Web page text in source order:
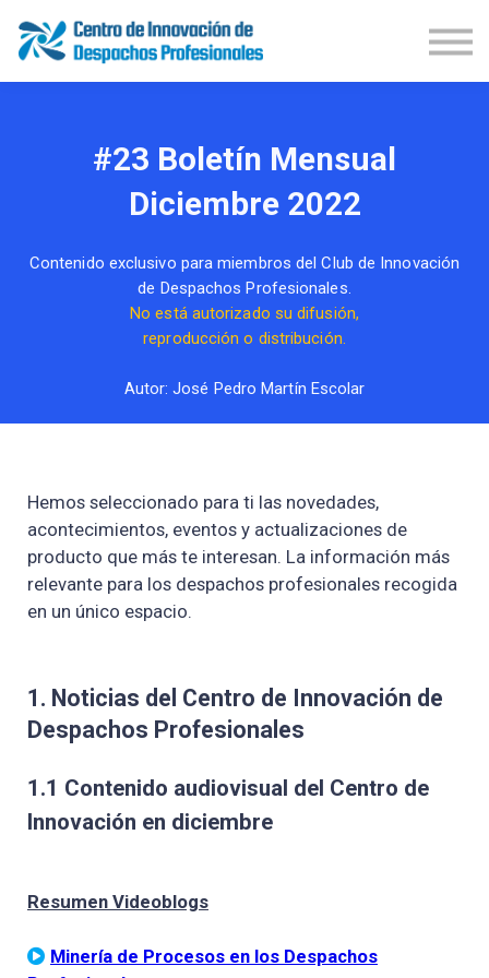
Demos Productos
Congresos
Publicaciones
Suscríbete
#23 Boletín Mensual
Diciembre 2022
Contenido exclusivo para miembros del Club de Innovación
de Despachos Profesionales.
No está autorizado su difusión,
reproducción o distribución.
Autor: José Pedro Martín Escolar
Hemos seleccionado para ti las novedades,
acontecimientos, eventos y actualizaciones de
producto que más te interesan. La información más
relevante para los despachos profesionales recogida
en un único espacio.
1. Noticias del Centro de Innovación de
Despachos Profesionales
1.1 Contenido audiovisual del Centro de
Innovación en diciembre
Resumen Videoblogs
Minería de Procesos en los Despachos